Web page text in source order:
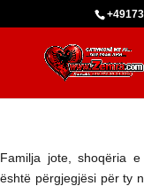
Familja jote, shoqëria
është përgjegjësi për ty